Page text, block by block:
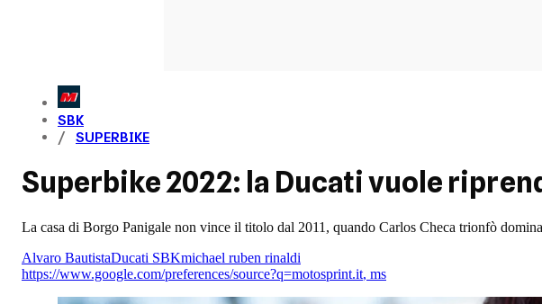
SBK
SUPERBIKE
Superbike 2022: la Ducati vuole
La casa di Borgo Panigale non vince il titolo dal 2011, quando Carlos Checa trionfò
Alvaro BautistaDucati SBKmichael ruben rinaldi
https://www.google.com/preferences/source?q=motosprint.it, ms